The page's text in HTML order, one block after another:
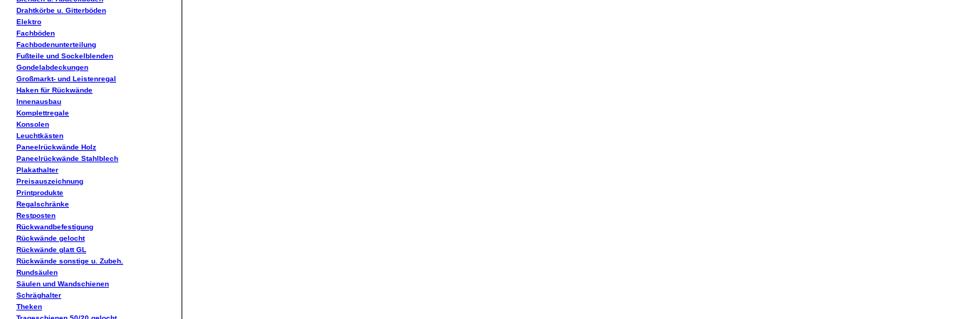
Drahtkörbe u. Gitterböden
Elektro
Fachböden
Fachbodenunterteilung
Fußteile und Sockelblenden
Gondelabdeckungen
Großmarkt- und Leistenregal
Haken für Rückwände
Innenausbau
Komplettregale
Konsolen
Leuchtkästen
Paneelrückwände Holz
Paneelrückwände Stahlblech
Plakathalter
Preisauszeichnung
Printprodukte
Regalschränke
Restposten
Rückwandbefestigung
Rückwände gelocht
Rückwände glatt GL
Rückwände sonstige u. Zubeh.
Rundsäulen
Säulen und Wandschienen
Schräghalter
Theken